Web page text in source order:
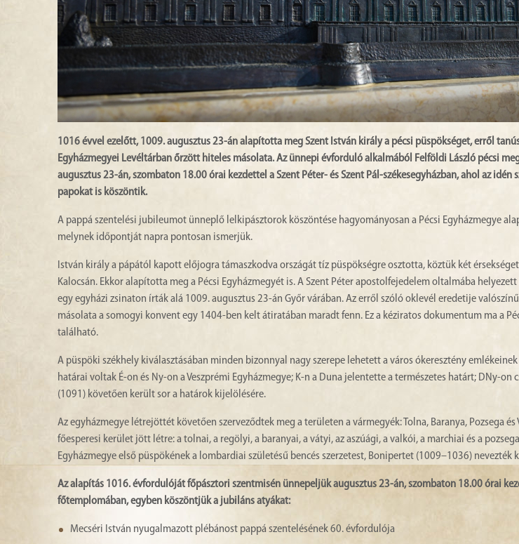
1016 évvel ezelőtt, 1009. augusztus 23-án alapította meg Szent István király a pécsi püspökséget, erről
Egyházmegyei Levéltárban őrzött hiteles másolata.Az ünnepi évforduló alkalmából Felföldi László pécsi
augusztus 23-án, szombaton 18.00 órai kezdettel a Szent Péter- és Szent Pál-székesegyházban, ahol az
papokat is köszöntik.
A pappá szentelési jubileumot ünneplő lelkipásztorok köszöntése hagyományosan a Pécsi Egyházmegye
melynek időpontját napra pontosan ismerjük.
István király a pápától kapott előjogra támaszkodva országát tíz püspökségre osztotta, köztük két
Kalocsán. Ekkor alapította meg a Pécsi Egyházmegyét is. A Szent Péter apostolfejedelem oltalmába
egy egyházi zsinaton írták alá 1009. augusztus 23-án Győr várában. Az erről szóló oklevél eredetije
másolata a somogyi konvent egy 1404-ben kelt átiratában maradt fenn. Ez a kéziratos dokumentum ma a
található.
A püspöki székhely kiválasztásában minden bizonnyal nagy szerepe lehetett a város ókeresztény
határai voltak É-on és Ny-on a Veszprémi Egyházmegye; K-n a Duna jelentette a természetes határt; DNy-on
(1091) követően került sor a határok kijelölésére.
Az egyházmegye létrejöttét követően szerveződtek meg a területen a vármegyék: Tolna, Baranya, Pozsega
főesperesi kerület jött létre: a tolnai, a regölyi, a baranyai, a vátyi, az aszúági, a valkói, a marchiai és a
Egyházmegye első püspökének a lombardiai születésű bencés szerzetest, Bonipertet (1009–1036) nevezték
Az alapítás 1016. évfordulóját főpásztori szentmisén ünnepeljük augusztus 23-án, szombaton 18.00 órai
főtemplomában, egyben köszöntjük a jubiláns atyákat:
Mecséri István nyugalmazott plébánost pappá szentelésének 60. évfordulója